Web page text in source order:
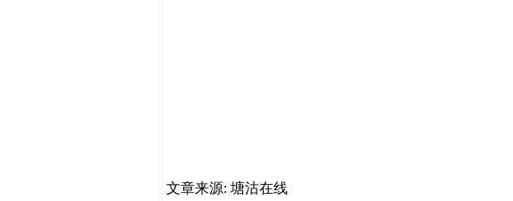
文章来源: 塘沽在线